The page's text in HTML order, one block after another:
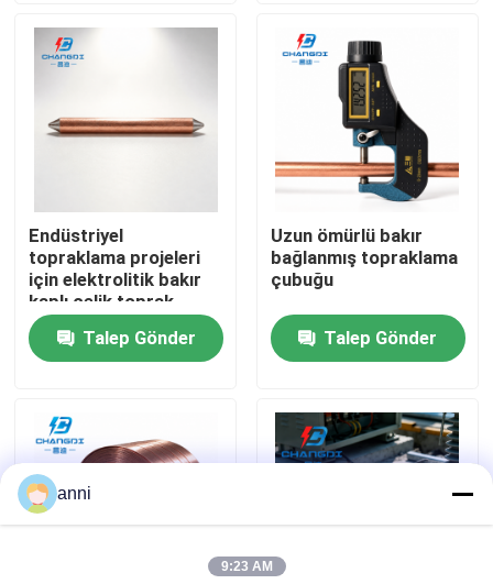
Fabrika turu
Kalite kontrol
Bize ulaşın
Haberler
Tüm servis talepleri
Endüstriyel
topraklama projeleri
için elektrolitik bakır
kaplı çelik toprak
çubuğu
Talep Gönder
Uzun ömürlü bakır
bağlanmış topraklama
çubuğu
Talep Gönder
anni
9:23 AM